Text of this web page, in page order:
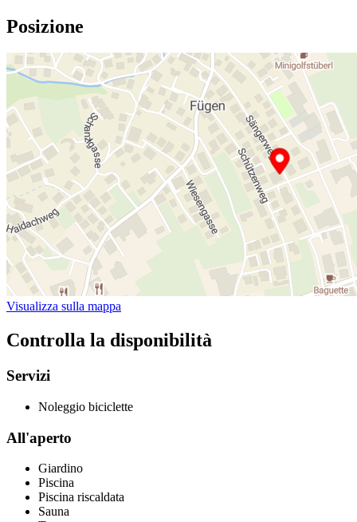
Posizione
Visualizza sulla mappa
Controlla la disponibilità
Servizi
Noleggio biciclette
All'aperto
Giardino
Piscina
Piscina riscaldata
Sauna